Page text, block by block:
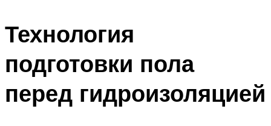
Технология
подготовки пола
перед гидроизоляцией